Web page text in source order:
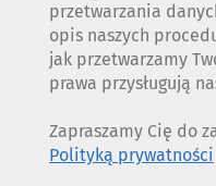
przetwarzania
opis naszych
jak przetwarzamy
prawa przysługują
Zapraszamy Cię do
Polityką prywatności